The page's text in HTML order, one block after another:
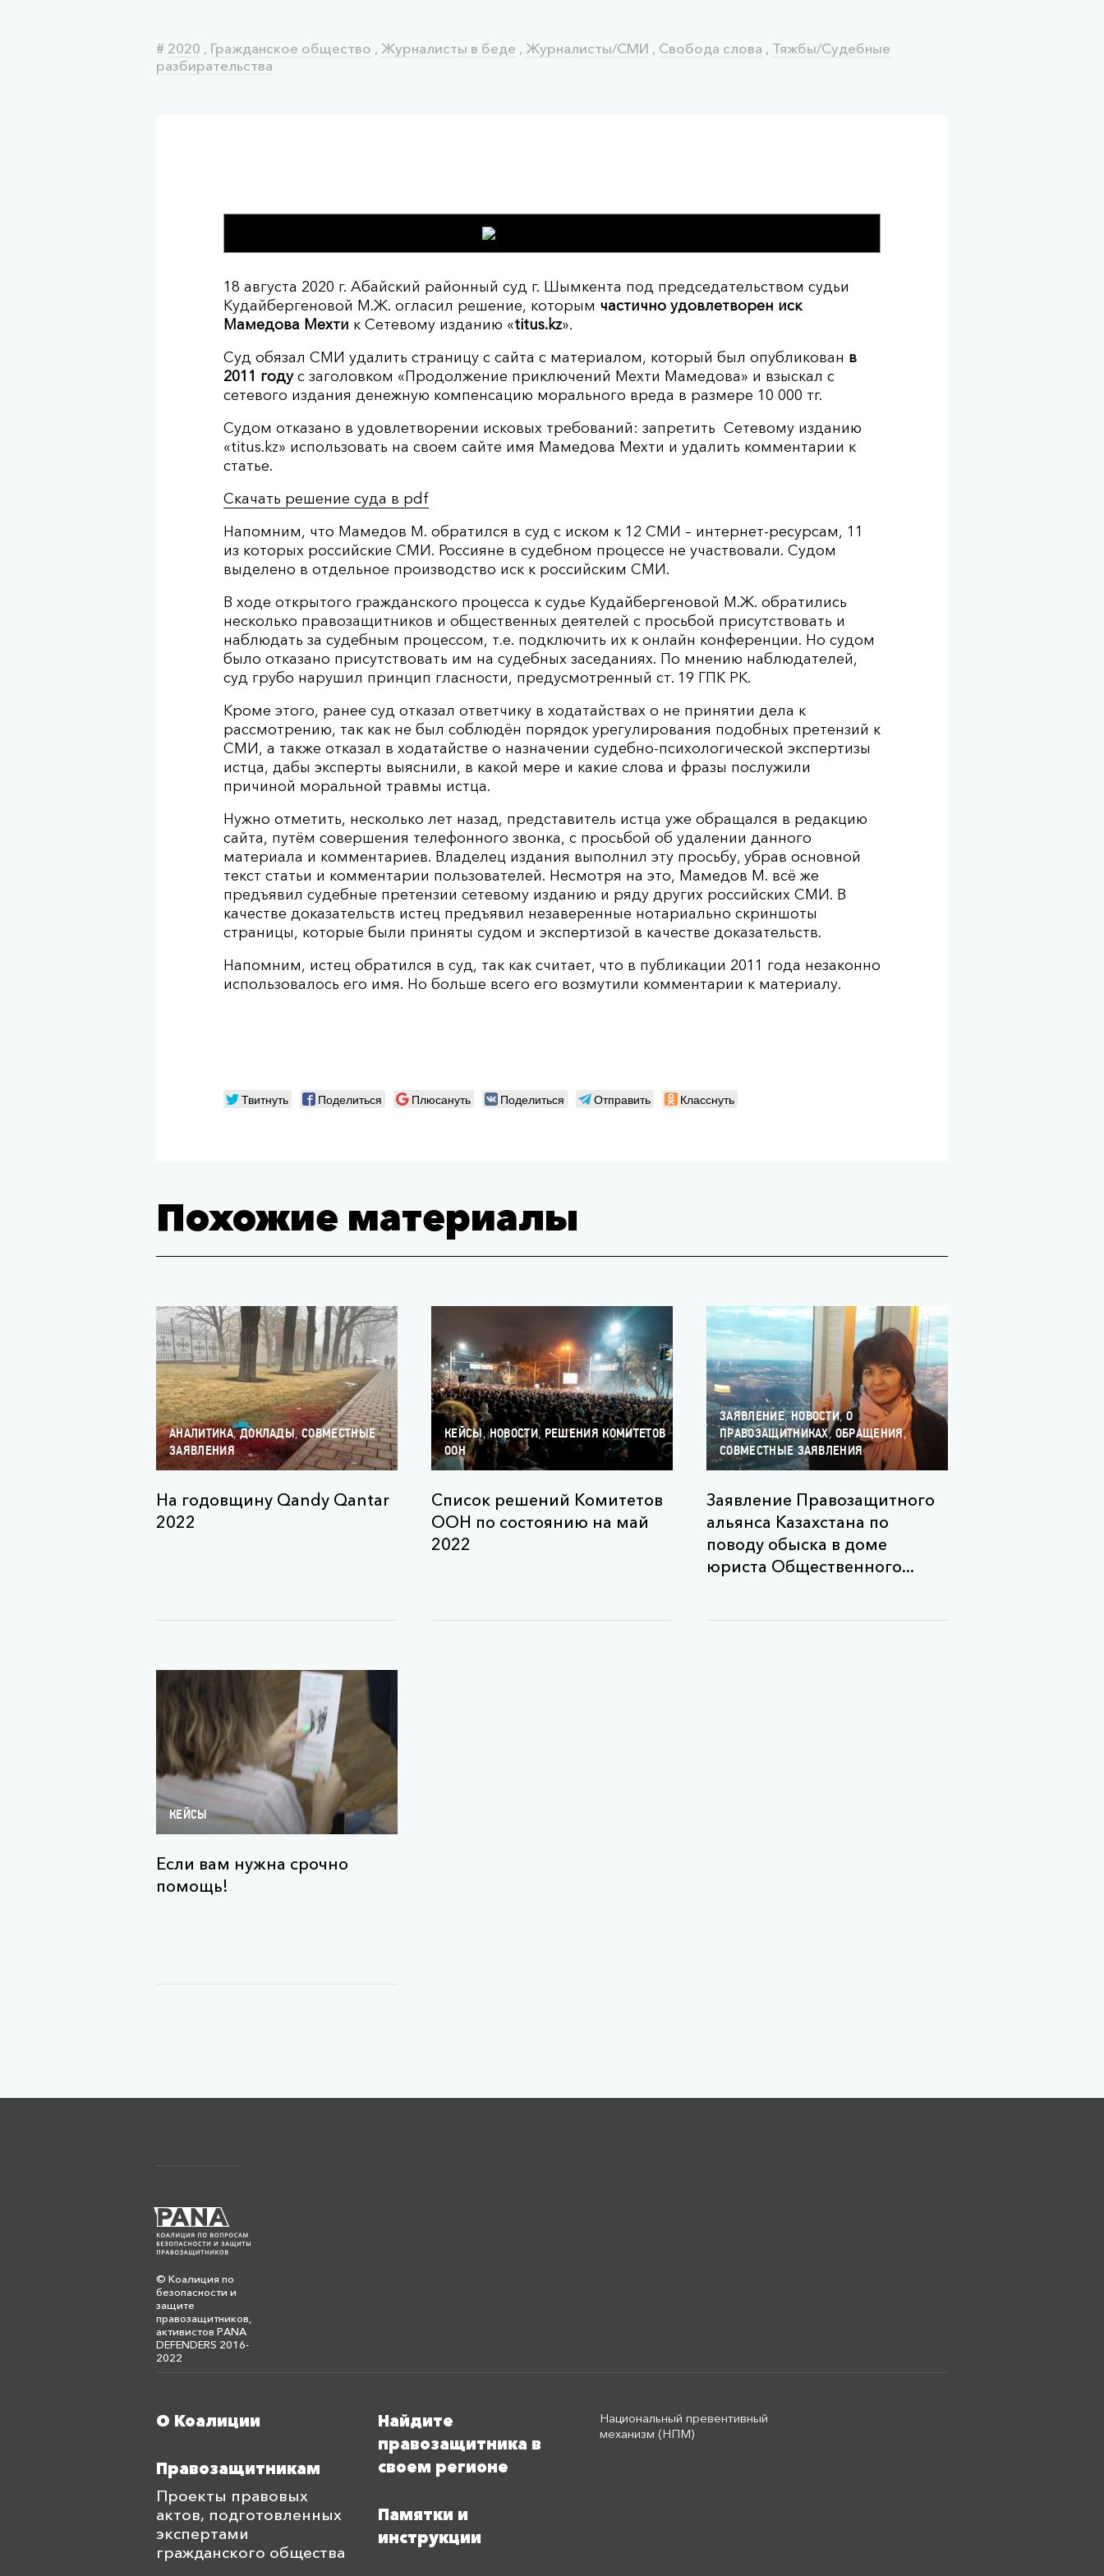
# 2020 , Гражданское общество , Журналисты в беде , Журналисты/СМИ , Свобода слова , Тяжбы/Судебные
разбирательства
18 августа 2020 г. Абайский районный суд г. Шымкента под председательством судьи
Кудайбергеновой М.Ж. огласил решение, которым частично удовлетворен иск
Мамедова Мехти к Сетевому изданию «titus.kz».
Суд обязал СМИ удалить страницу с сайта с материалом, который был опубликован в
2011 годус заголовком «Продолжение приключений Мехти Мамедова» и взыскал с
сетевого издания денежную компенсацию морального вреда в размере 10 000 тг.
Судом отказано в удовлетворении исковых требований: запретить Сетевому изданию
«titus.kz» использовать на своем сайте имя Мамедова Мехти и удалить комментарии к
статье.
Скачать решение суда в pdf
Напомним, что Мамедов М. обратился в суд с иском к 12 СМИ – интернет-ресурсам, 11
из которых российские СМИ. Россияне в судебном процессе не участвовали. Судом
выделено в отдельное производство иск к российским СМИ.
В ходе открытого гражданского процесса к судье Кудайбергеновой М.Ж. обратились
несколько правозащитников и общественных деятелей с просьбой присутствовать и
наблюдать за судебным процессом, т.е. подключить их к онлайн конференции. Но судом
было отказано присутствовать им на судебных заседаниях. По мнению наблюдателей,
суд грубо нарушил принцип гласности, предусмотренный ст. 19 ГПК РК.
Кроме этого, ранее суд отказал ответчику в ходатайствах о не принятии дела к
рассмотрению, так как не был соблюдён порядок урегулирования подобных претензий к
СМИ, а также отказал в ходатайстве о назначении судебно-психологической экспертизы
истца, дабы эксперты выяснили, в какой мере и какие слова и фразы послужили
причиной моральной травмы истца.
Нужно отметить, несколько лет назад, представитель истца уже обращался в редакцию
сайта, путём совершения телефонного звонка, с просьбой об удалении данного
материала и комментариев. Владелец издания выполнил эту просьбу, убрав основной
текст статьи и комментарии пользователей. Несмотря на это, Мамедов М. всё же
предъявил судебные претензии сетевому изданию и ряду других российских СМИ. В
качестве доказательств истец предъявил незаверенные нотариально скриншоты
страницы, которые были приняты судом и экспертизой в качестве доказательств.
Напомним, истец обратился в суд, так как считает, что в публикации 2011 года незаконно
использовалось его имя. Но больше всего его возмутили комментарии к материалу.
Твитнуть Поделиться Плюсануть Поделиться Отправить Класснуть
Похожие материалы
АНАЛИТИКА,ДОКЛАДЫ,СОВМЕСТНЫЕ
ЗАЯВЛЕНИЯ
На годовщину Qandy Qantar
2022
КЕЙСЫ,НОВОСТИ, РЕШЕНИЯ КОМИТЕТОВ
ООН
Список решений Комитетов
ООН по состоянию на май
2022
ЗАЯВЛЕНИЕ,НОВОСТИ,О
ПРАВОЗАЩИТНИКАХ,ОБРАЩЕНИЯ,
СОВМЕСТНЫЕ ЗАЯВЛЕНИЯ
Заявление Правозащитного
альянса Казахстана по
поводу обыска в доме
юриста Общественного...
КЕЙСЫ
Если вам нужна срочно
помощь!
© Коалиция по
безопасности и
защите
правозащитников,
активистов PANA
DEFENDERS 2016-
2022
Меню футера
О Коалиции
Правозащитникам
Проекты правовых
актов, подготовленных
экспертами
гражданского общества
Найдите
правозащитника в
своем регионе
Памятки и
инструкции
Национальный превентивный
механизм (НПМ)